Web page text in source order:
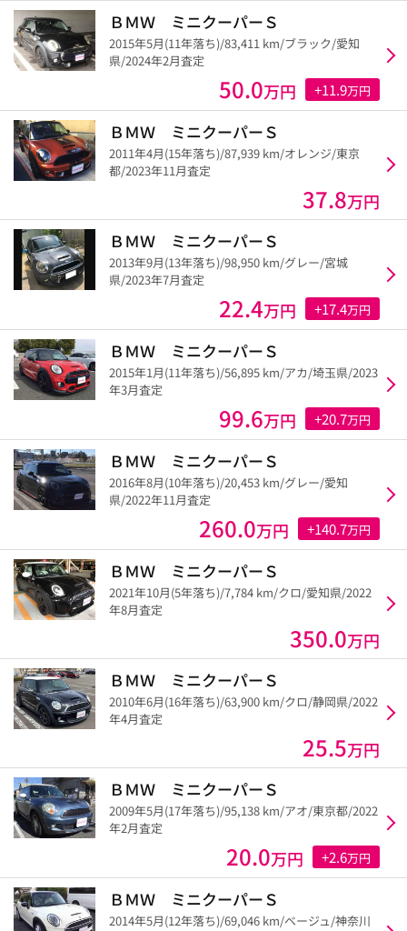
ＢＭＷ ミニクーパーＳ
2015年5月(11年落ち)/83,411 km/ブラック/愛知
県/2024年2月査定
50.0万円 +11.9万円
ＢＭＷ ミニクーパーＳ
2011年4月(15年落ち)/87,939 km/オレンジ/東京
都/2023年11月査定
37.8万円
ＢＭＷ ミニクーパーＳ
2013年9月(13年落ち)/98,950 km/グレー/宮城
県/2023年7月査定
22.4万円 +17.4万円
ＢＭＷ ミニクーパーＳ
2015年1月(11年落ち)/56,895 km/アカ/埼玉県/2023
年3月査定
99.6万円 +20.7万円
ＢＭＷ ミニクーパーＳ
2016年8月(10年落ち)/20,453 km/グレー/愛知
県/2022年11月査定
260.0万円 +140.7万円
ＢＭＷ ミニクーパーＳ
2021年10月(5年落ち)/7,784 km/クロ/愛知県/2022
年8月査定
350.0万円
ＢＭＷ ミニクーパーＳ
2010年6月(16年落ち)/63,900 km/クロ/静岡県/2022
年4月査定
25.5万円
ＢＭＷ ミニクーパーＳ
2009年5月(17年落ち)/95,138 km/アオ/東京都/2022
年2月査定
20.0万円 +2.6万円
ＢＭＷ ミニクーパーＳ
2014年5月(12年落ち)/69,046 km/ベージュ/神奈川